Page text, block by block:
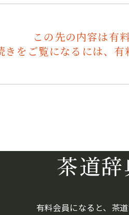
この先の内容は有
きをご覧になるには、
茶道
有料会員になると、茶